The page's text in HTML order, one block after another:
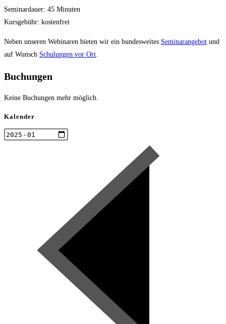
Seminardauer: 45 Minuten
Kursgebühr: kostenfrei
Neben unseren Webinaren bieten wir ein bundesweites Seminarangebot und
auf Wunsch Schulungen vor Ort.
Buchungen
Keine Buchungen mehr möglich.
Kalender